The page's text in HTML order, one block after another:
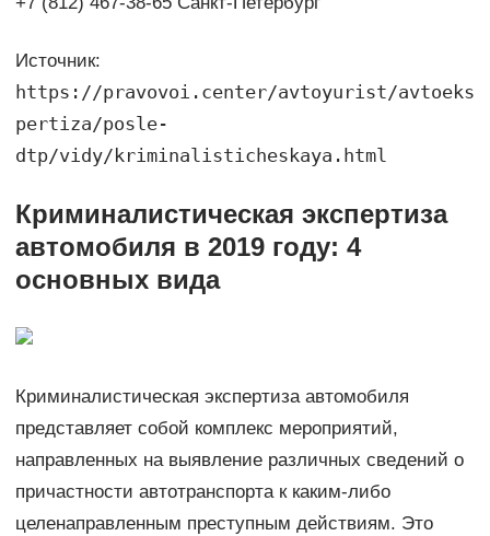
Источник:
https://pravovoi.center/avtoyurist/avtoeks
pertiza/posle-
dtp/vidy/kriminalisticheskaya.html
Криминалистическая экспертиза
автомобиля в 2019 году: 4
основных вида
Криминалистическая экспертиза автомобиля
представляет собой комплекс мероприятий,
направленных на выявление различных сведений о
причастности автотранспорта к каким-либо
целенаправленным преступным действиям. Это